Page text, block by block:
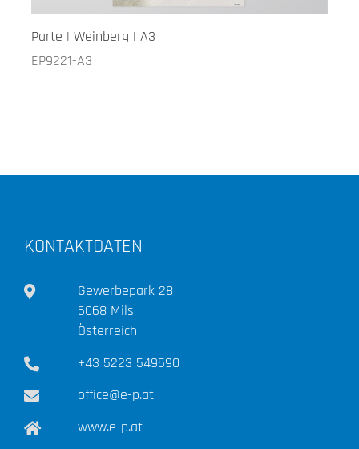
Parte | Weinberg | A3
EP9221-A3
KONTAKTDATEN
Gewerbepark 28
6068 Mils
Österreich
+43 5223 549590
office@e-p.at
www.e-p.at